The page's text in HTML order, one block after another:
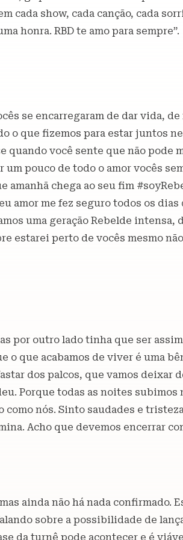
cada show, cada canção, cada
honra. RBD te amo para sempre”.
se encarregaram de dar vida,
o que fizemos para estar juntos
você sente que não pode
pouco de todo o amor vocês
amanhã chega ao seu fim
amor me fez seguro todos os
uma geração Rebelde
estarei perto de vocês mesmo
por outro lado tinha que ser
que acabamos de viver é uma
dos palcos, que vamos
Porque todas as noites
como nós. Sinto saudades e
Acho que devemos encerrar
ainda não há nada
sobre a possibilidade de
da turnê pode acontecer e é